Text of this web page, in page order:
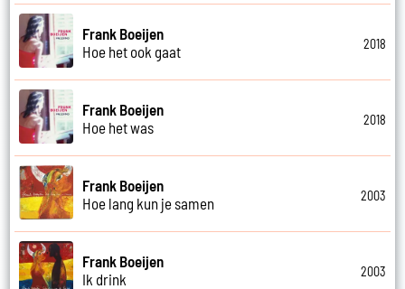
Frank Boeijen
Hoe het ook gaat
2018
Frank Boeijen
Hoe het was
2018
Frank Boeijen
Hoe lang kun je samen
2003
Frank Boeijen
Ik drink
2003